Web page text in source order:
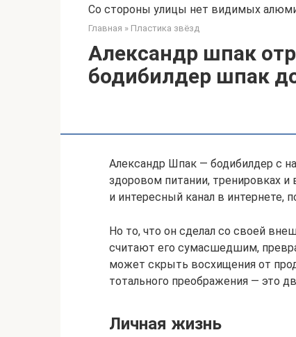
Со стороны улицы нет видимых
Главная » Пластика звёзд
Александр шпак
бодибилдер шпак
Александр Шпак — бодибилдер с
здоровом питании, тренировках
и интересный канал в интернете,
Но то, что он сделал со своей
считают его сумасшедшим,
может скрыть восхищения от
тотального преображения — это
Личная жизнь